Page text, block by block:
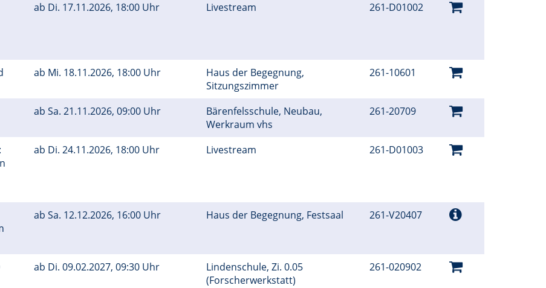
ab Di. 17.11.2026, 18:00 Uhr Livestream 261-D01002
ab Mi. 18.11.2026, 18:00 Uhr
Haus der Begegnung,
Sitzungszimmer
261-10601
ab Sa. 21.11.2026, 09:00 Uhr
Bärenfelsschule, Neubau,
Werkraum vhs
261-20709
ab Di. 24.11.2026, 18:00 Uhr Livestream 261-D01003
ab Sa. 12.12.2026, 16:00 Uhr Haus der Begegnung, Festsaal 261-V20407
ab Di. 09.02.2027, 09:30 Uhr
Lindenschule, Zi. 0.05
(Forscherwerkstatt)
261-020902